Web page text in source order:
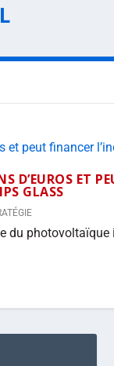
D’EUROS ET
GLASS
du photovoltaïque